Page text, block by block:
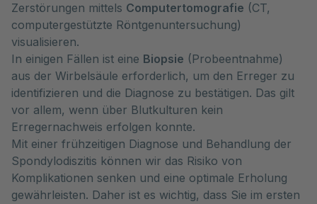
Zerstörungen mittels Computertomografie (CT,
computergestützte Röntgenuntersuchung)
visualisieren.
In einigen Fällen ist eine Biopsie (Probeentnahme)
aus der Wirbelsäule erforderlich, um den Erreger zu
identifizieren und die Diagnose zu bestätigen. Das gilt
vor allem, wenn über Blutkulturen kein
Erregernachweis erfolgen konnte.
Mit einer frühzeitigen Diagnose und Behandlung der
Spondylodiszitis können wir das Risiko von
Komplikationen senken und eine optimale Erholung
gewährleisten. Daher ist es wichtig, dass Sie im ersten